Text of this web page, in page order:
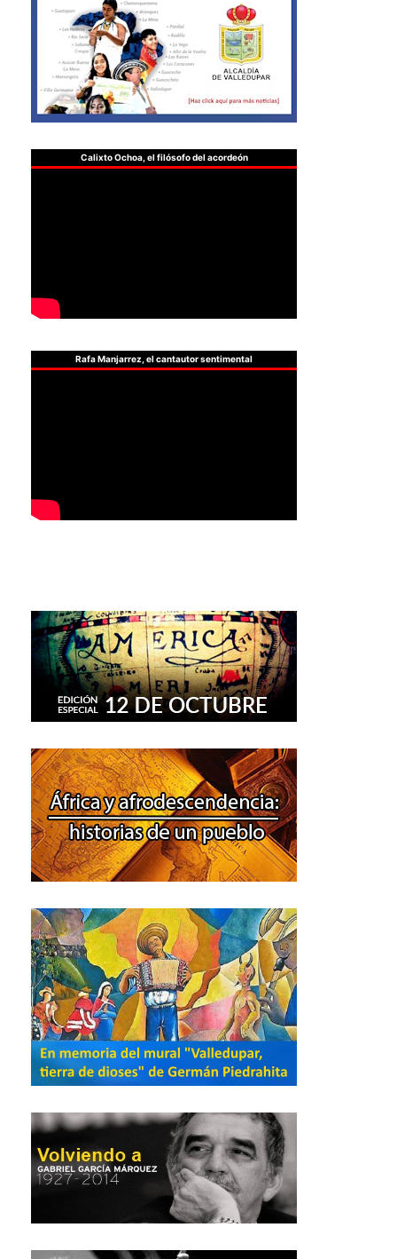
Calixto Ochoa, el filósofo del acordeón
Rafa Manjarrez, el cantautor sentimental